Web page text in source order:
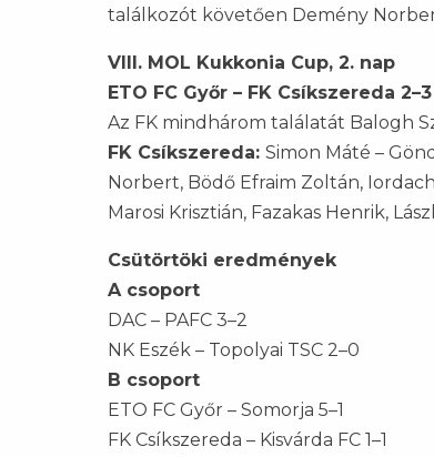
találkozót követően Demény
VIII. MOL Kukkonia Cup, 2. nap
ETO FC Győr – FK Csíkszereda 2–3
Az FK mindhárom találatát Balogh
FK Csíkszereda: Simon Máté –
Norbert, Bödő Efraim Zoltán,
Marosi Krisztián, Fazakas Henrik,
Csütörtöki eredmények
A csoport
DAC – PAFC 3–2
NK Eszék – Topolyai TSC 2–0
B csoport
ETO FC Győr – Somorja 5–1
FK Csíkszereda – Kisvárda FC 1–1